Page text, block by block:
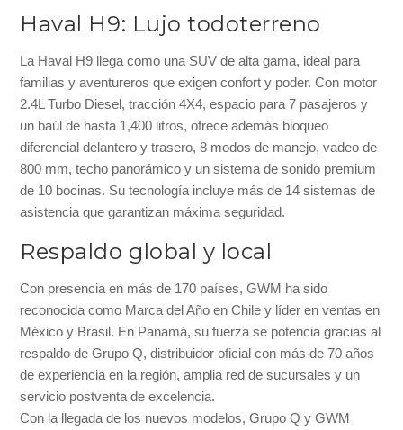
Haval H9: Lujo todoterreno
La Haval H9 llega como una SUV de alta gama, ideal para
familias y aventureros que exigen confort y poder. Con motor
2.4L Turbo Diesel, tracción 4X4, espacio para 7 pasajeros y
un baúl de hasta 1,400 litros, ofrece además bloqueo
diferencial delantero y trasero, 8 modos de manejo, vadeo de
800 mm, techo panorámico y un sistema de sonido premium
de 10 bocinas. Su tecnología incluye más de 14 sistemas de
asistencia que garantizan máxima seguridad.
Respaldo global y local
Con presencia en más de 170 países, GWM ha sido
reconocida como Marca del Año en Chile y líder en ventas en
México y Brasil. En Panamá, su fuerza se potencia gracias al
respaldo de Grupo Q, distribuidor oficial con más de 70 años
de experiencia en la región, amplia red de sucursales y un
servicio postventa de excelencia.
Con la llegada de los nuevos modelos, Grupo Q y GWM